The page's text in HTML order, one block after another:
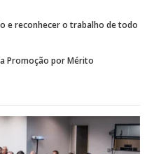
e reconhecer o trabalho de todo
Promoção por Mérito